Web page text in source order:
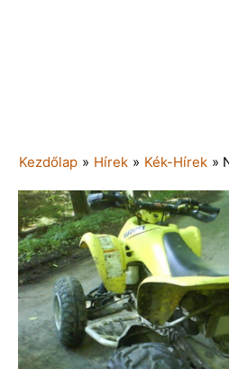
Kezdőlap » Hírek » Kék-Hírek »